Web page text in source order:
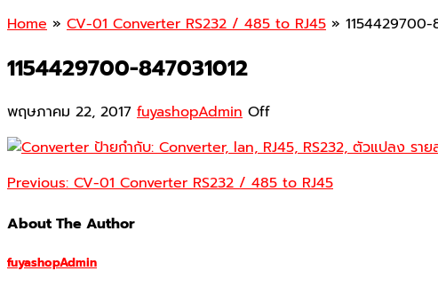
Home » CV-01 Converter RS232 / 485 to RJ45 » 1154429700-
1154429700-847031012
พฤษภาคม 22, 2017 fuyashopAdmin Off
Previous:CV-01 Converter RS232 / 485 to RJ45
About The Author
fuyashopAdmin